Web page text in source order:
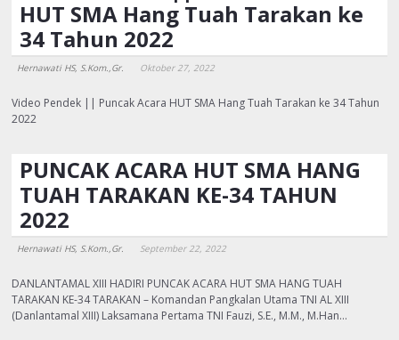
HUT SMA Hang Tuah Tarakan ke
34 Tahun 2022
Hernawati HS, S.Kom.,Gr. Oktober 27, 2022
Video Pendek || Puncak Acara HUT SMA Hang Tuah Tarakan ke 34 Tahun
2022
PUNCAK ACARA HUT SMA HANG
TUAH TARAKAN KE-34 TAHUN
2022
Hernawati HS, S.Kom.,Gr. September 22, 2022
DANLANTAMAL XIII HADIRI PUNCAK ACARA HUT SMA HANG TUAH
TARAKAN KE-34 TARAKAN – Komandan Pangkalan Utama TNI AL XIII
(Danlantamal XIII) Laksamana Pertama TNI Fauzi, S.E., M.M., M.Han…